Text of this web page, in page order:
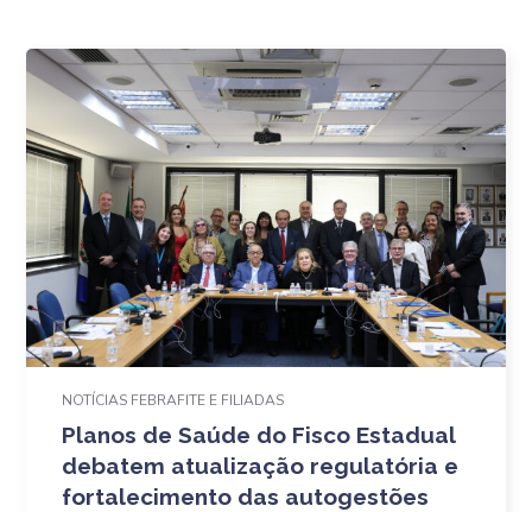
NOTÍCIAS FEBRAFITE E FILIADAS
Planos de Saúde do Fisco Estadual
debatem atualização regulatória e
fortalecimento das autogestões